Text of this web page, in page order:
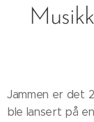
Jammen er det
ble lansert på